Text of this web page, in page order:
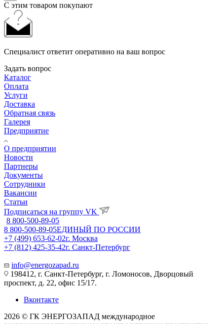
С этим товаром покупают
Специалист ответит оперативно на ваш вопрос
Задать вопрос
Каталог
Оплата
Услуги
Доставка
Обратная связь
Галерея
Предприятие
О предприятии
Новости
Партнеры
Документы
Сотрудники
Вакансии
Статьи
Подписаться на группу VK
8 800-500-89-05
8 800-500-89-05ЕДИНЫЙ ПО РОССИИ
+7 (499) 653-62-02г. Москва
+7 (812) 425-35-42г. Санкт-Петербург
info@energozapad.ru
198412, г. Санкт-Петербург, г. Ломоносов, Дворцовый
проспект, д. 22, офис 15/17.
Вконтакте
2026 © ГК ЭНЕРГОЗАПАД международное